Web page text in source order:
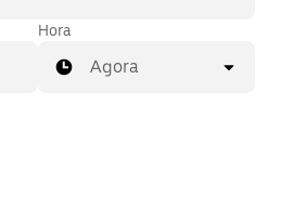
Hora
Agora